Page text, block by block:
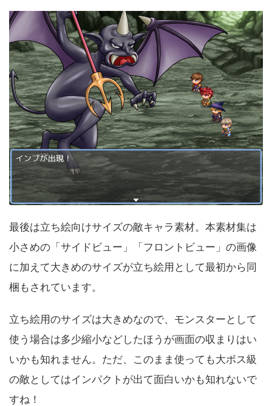
最後は立ち絵向けサイズの敵キャラ素材。本素材集は
小さめの「サイドビュー」「フロントビュー」の画像
に加えて大きめのサイズが立ち絵用として最初から同
梱もされています。
立ち絵用のサイズは大きめなので、モンスターとして
使う場合は多少縮小などしたほうが画面の収まりはい
いかも知れません。ただ、このまま使っても大ボス級
の敵としてはインパクトが出て面白いかも知れないで
すね！